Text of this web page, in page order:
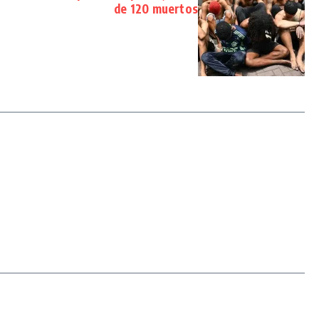
de 120 muertos